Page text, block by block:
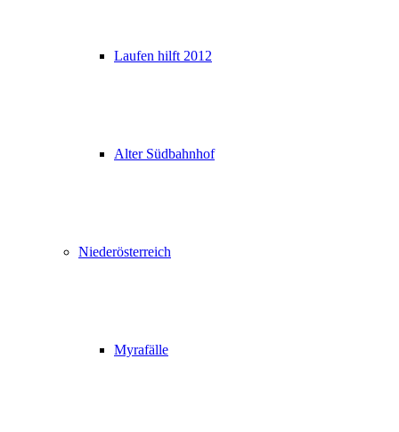
Laufen hilft 2012
Alter Südbahnhof
Niederösterreich
Myrafälle